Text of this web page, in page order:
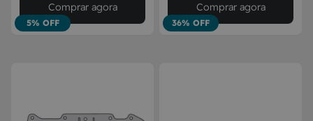
5% OFF
Comprar agora
36% OFF
Comprar agora